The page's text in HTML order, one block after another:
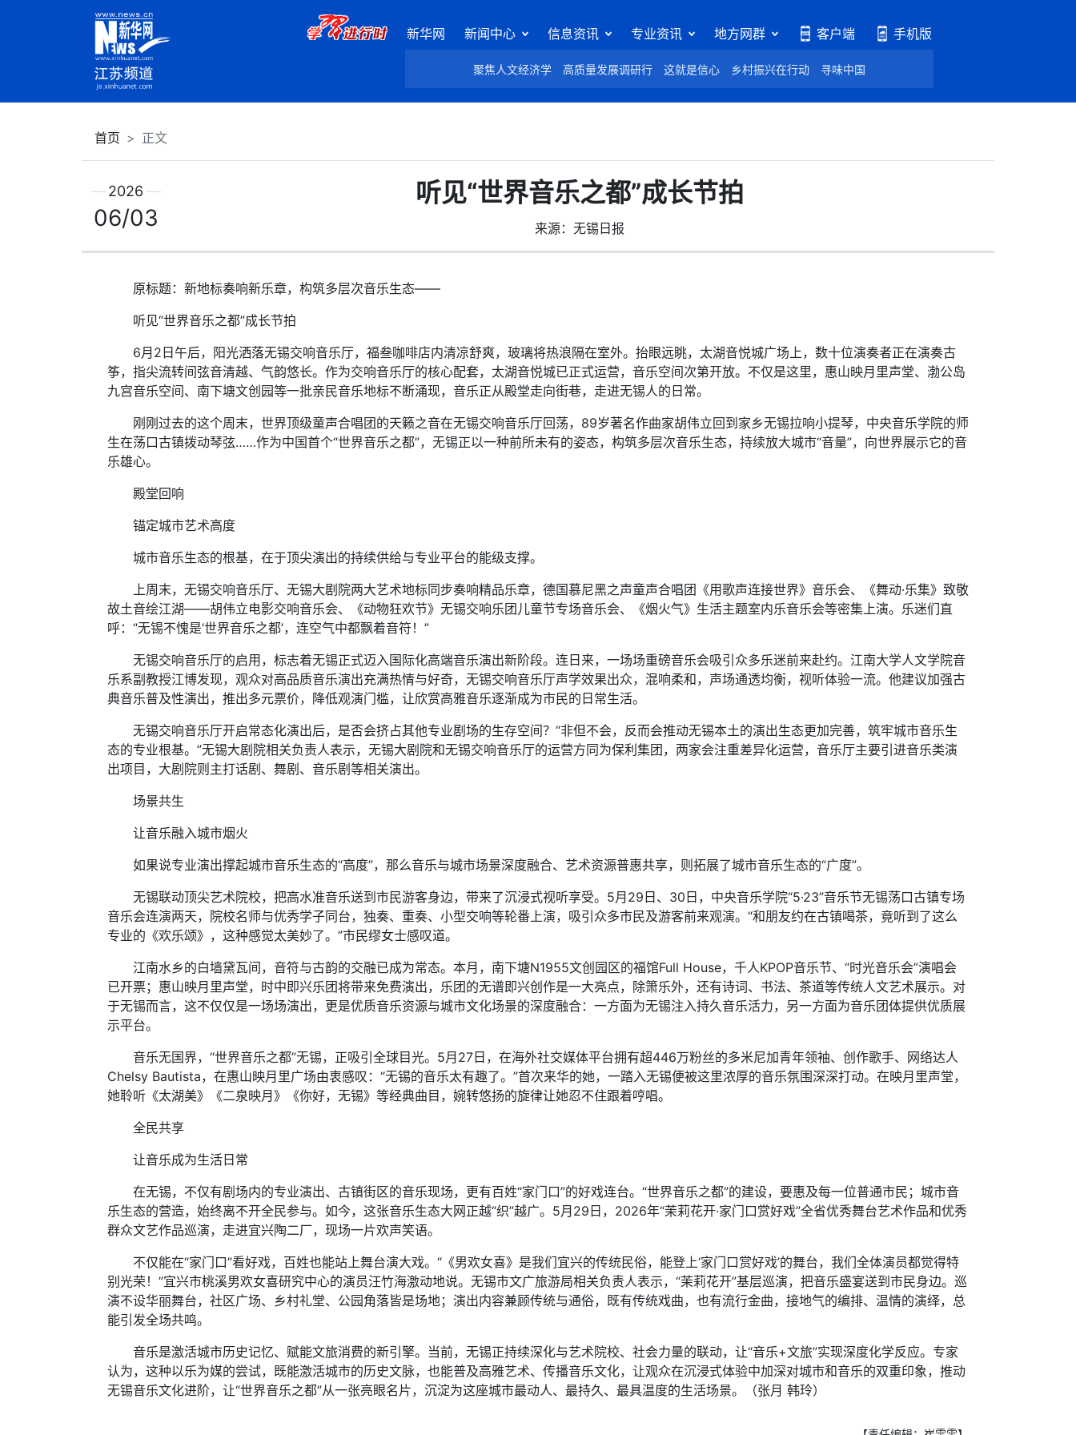
新华网 新闻中心 信息资讯 专业资讯 地方网群 客户端 手机版
聚焦人文经济学 高质量发展调研行 这就是信心 乡村振兴在行动 寻味中国
首页 正文
听见“世界音乐之都”成长节拍
来源：无锡日报
2026
06/03
原标题：新地标奏响新乐章，构筑多层次音乐生态——
听见“世界音乐之都”成长节拍
6月2日午后，阳光洒落无锡交响音乐厅，福叁咖啡店内清凉舒爽，玻璃将热浪隔在室外。抬眼远眺，太湖音悦城广场上，数十位演奏者正在演奏古
筝，指尖流转间弦音清越、气韵悠长。作为交响音乐厅的核心配套，太湖音悦城已正式运营，音乐空间次第开放。不仅是这里，惠山映月里声堂、渤公岛
九宫音乐空间、南下塘文创园等一批亲民音乐地标不断涌现，音乐正从殿堂走向街巷，走进无锡人的日常。
刚刚过去的这个周末，世界顶级童声合唱团的天籁之音在无锡交响音乐厅回荡，89岁著名作曲家胡伟立回到家乡无锡拉响小提琴，中央音乐学院的师
生在荡口古镇拨动琴弦……作为中国首个“世界音乐之都”，无锡正以一种前所未有的姿态，构筑多层次音乐生态，持续放大城市“音量”，向世界展示它的音
乐雄心。
殿堂回响
锚定城市艺术高度
城市音乐生态的根基，在于顶尖演出的持续供给与专业平台的能级支撑。
上周末，无锡交响音乐厅、无锡大剧院两大艺术地标同步奏响精品乐章，德国慕尼黑之声童声合唱团《用歌声连接世界》音乐会、《舞动·乐集》致敬
故土音绘江湖——胡伟立电影交响音乐会、《动物狂欢节》无锡交响乐团儿童节专场音乐会、《烟火气》生活主题室内乐音乐会等密集上演。乐迷们直
呼：“无锡不愧是‘世界音乐之都’，连空气中都飘着音符！”
无锡交响音乐厅的启用，标志着无锡正式迈入国际化高端音乐演出新阶段。连日来，一场场重磅音乐会吸引众多乐迷前来赴约。江南大学人文学院音
乐系副教授江博发现，观众对高品质音乐演出充满热情与好奇，无锡交响音乐厅声学效果出众，混响柔和，声场通透均衡，视听体验一流。他建议加强古
典音乐普及性演出，推出多元票价，降低观演门槛，让欣赏高雅音乐逐渐成为市民的日常生活。
无锡交响音乐厅开启常态化演出后，是否会挤占其他专业剧场的生存空间？“非但不会，反而会推动无锡本土的演出生态更加完善，筑牢城市音乐生
态的专业根基。”无锡大剧院相关负责人表示，无锡大剧院和无锡交响音乐厅的运营方同为保利集团，两家会注重差异化运营，音乐厅主要引进音乐类演
出项目，大剧院则主打话剧、舞剧、音乐剧等相关演出。
场景共生
让音乐融入城市烟火
如果说专业演出撑起城市音乐生态的“高度”，那么音乐与城市场景深度融合、艺术资源普惠共享，则拓展了城市音乐生态的“广度”。
无锡联动顶尖艺术院校，把高水准音乐送到市民游客身边，带来了沉浸式视听享受。5月29日、30日，中央音乐学院“5·23”音乐节无锡荡口古镇专场
音乐会连演两天，院校名师与优秀学子同台，独奏、重奏、小型交响等轮番上演，吸引众多市民及游客前来观演。“和朋友约在古镇喝茶，竟听到了这么
专业的《欢乐颂》，这种感觉太美妙了。”市民缪女士感叹道。
江南水乡的白墙黛瓦间，音符与古韵的交融已成为常态。本月，南下塘N1955文创园区的福馆Full House，千人KPOP音乐节、“时光音乐会”演唱会
已开票；惠山映月里声堂，时中即兴乐团将带来免费演出，乐团的无谱即兴创作是一大亮点，除箫乐外，还有诗词、书法、茶道等传统人文艺术展示。对
于无锡而言，这不仅仅是一场场演出，更是优质音乐资源与城市文化场景的深度融合：一方面为无锡注入持久音乐活力，另一方面为音乐团体提供优质展
示平台。
音乐无国界，“世界音乐之都”无锡，正吸引全球目光。5月27日，在海外社交媒体平台拥有超446万粉丝的多米尼加青年领袖、创作歌手、网络达人
Chelsy Bautista，在惠山映月里广场由衷感叹：“无锡的音乐太有趣了。”首次来华的她，一踏入无锡便被这里浓厚的音乐氛围深深打动。在映月里声堂，
她聆听《太湖美》《二泉映月》《你好，无锡》等经典曲目，婉转悠扬的旋律让她忍不住跟着哼唱。
全民共享
让音乐成为生活日常
在无锡，不仅有剧场内的专业演出、古镇街区的音乐现场，更有百姓“家门口”的好戏连台。“世界音乐之都”的建设，要惠及每一位普通市民；城市音
乐生态的营造，始终离不开全民参与。如今，这张音乐生态大网正越“织”越广。5月29日，2026年“茉莉花开·家门口赏好戏”全省优秀舞台艺术作品和优秀
群众文艺作品巡演，走进宜兴陶二厂，现场一片欢声笑语。
不仅能在“家门口”看好戏，百姓也能站上舞台演大戏。“《男欢女喜》是我们宜兴的传统民俗，能登上‘家门口赏好戏’的舞台，我们全体演员都觉得特
别光荣！”宜兴市桃溪男欢女喜研究中心的演员汪竹海激动地说。无锡市文广旅游局相关负责人表示，“茉莉花开”基层巡演，把音乐盛宴送到市民身边。巡
演不设华丽舞台，社区广场、乡村礼堂、公园角落皆是场地；演出内容兼顾传统与通俗，既有传统戏曲，也有流行金曲，接地气的编排、温情的演绎，总
能引发全场共鸣。
音乐是激活城市历史记忆、赋能文旅消费的新引擎。当前，无锡正持续深化与艺术院校、社会力量的联动，让“音乐+文旅”实现深度化学反应。专家
认为，这种以乐为媒的尝试，既能激活城市的历史文脉，也能普及高雅艺术、传播音乐文化，让观众在沉浸式体验中加深对城市和音乐的双重印象，推动
无锡音乐文化进阶，让“世界音乐之都”从一张亮眼名片，沉淀为这座城市最动人、最持久、最具温度的生活场景。（张月 韩玲）